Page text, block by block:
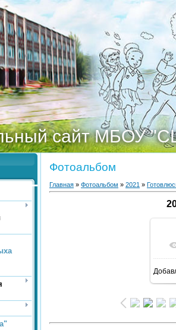
сайт МБОУ
Фотоальбом
Главная » Фотоальбом » 2021 »